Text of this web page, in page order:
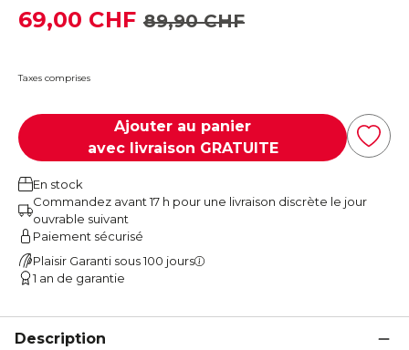
89,90 CHF
69,00 CHF
Taxes comprises
Ajouter au panier
avec livraison GRATUITE
En stock
Commandez avant 17 h pour une livraison discrète le jour
ouvrable suivant
Paiement sécurisé
Plaisir Garanti sous 100 jours
1 an de garantie
Description